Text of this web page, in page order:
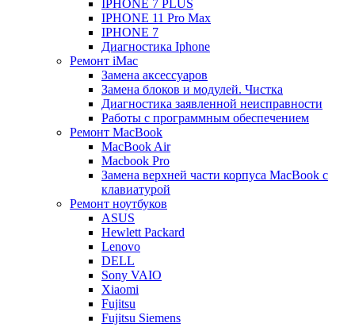
IPHONE 7 PLUS
IPHONE 11 Pro Max
IPHONE 7
Диагностика Iphone
Ремонт iMac
Замена аксессуаров
Замена блоков и модулей. Чистка
Диагностика заявленной неисправности
Работы с программным обеспечением
Ремонт MacBook
MacBook Air
Macbook Pro
Замена верхней части корпуса MacBook с
клавиатурой
Ремонт ноутбуков
ASUS
Hewlett Packard
Lenovo
DELL
Sony VAIO
Xiaomi
Fujitsu
Fujitsu Siemens